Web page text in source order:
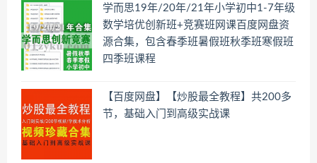
学而思19年/20年/21年小学初中1-7年级
数学培优创新班+竞赛班网课百度网盘资
源合集，包含春季班暑假班秋季班寒假班
四季班课程
【百度网盘】【炒股最全教程】共200多
节，基础入门到高级实战课